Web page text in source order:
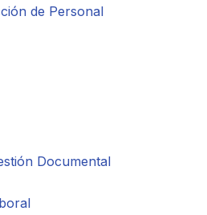
de Personal
Documental